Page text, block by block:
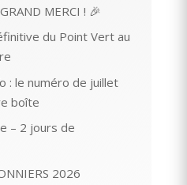
MERCI ! 🎉
du Point Vert au
: le numéro de juillet
boîte
– 2 jours de
2026